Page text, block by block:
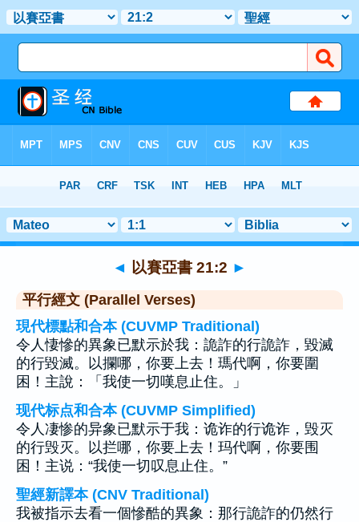
章 21> 聖經金句 2
◄ 以賽亞書 21:2 ►
平行經文 (Parallel Verses)
現代標點和合本 (CUVMP Traditional)
令人悽慘的異象已默示於我：詭詐的行詭詐，毀滅
的行毀滅。以攔哪，你要上去！瑪代啊，你要圍
困！主說：「我使一切嘆息止住。」
现代标点和合本 (CUVMP Simplified)
令人凄惨的异象已默示于我：诡诈的行诡诈，毁灭
的行毁灭。以拦哪，你要上去！玛代啊，你要围
困！主说：“我使一切叹息止住。”
聖經新譯本 (CNV Traditional)
我被指示去看一個慘酷的異象：那行詭詐的仍然行